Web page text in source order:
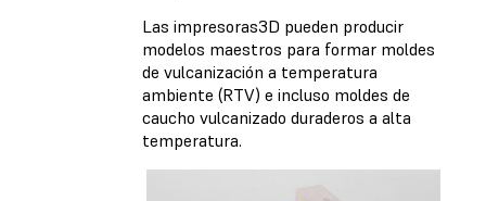
Las impresoras3D pueden producir
modelos maestros para formar moldes
de vulcanización a temperatura
ambiente (RTV) e incluso moldes de
caucho vulcanizado duraderos a alta
temperatura.